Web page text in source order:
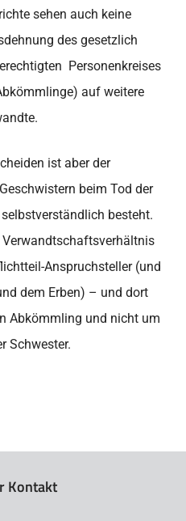
sehen auch keine
des gesetzlich
Personenkreises
auf weitere
ist aber der
beim Tod der
besteht.
Anspruchsteller (und
dem Erben) – und dort
Abkömmling und nicht um
Schwester.
Kontakt